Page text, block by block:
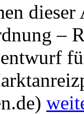
dieser
–